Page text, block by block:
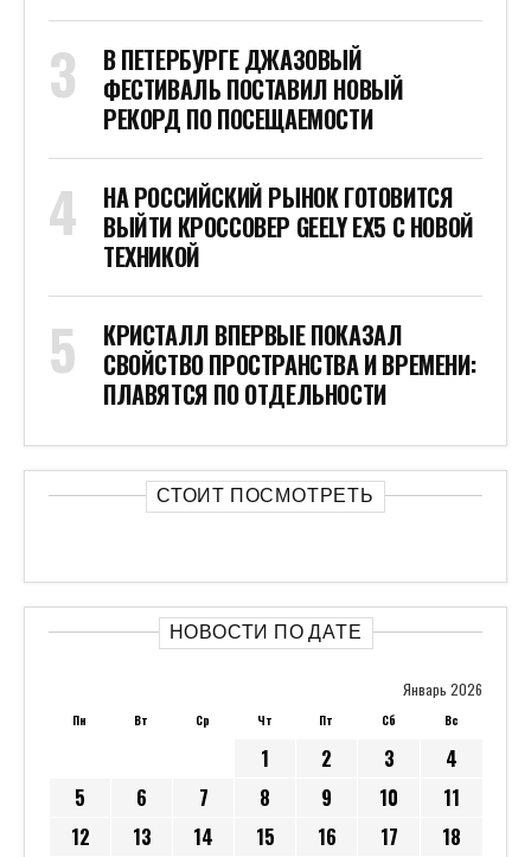
В ПЕТЕРБУРГЕ ДЖАЗОВЫЙ
ФЕСТИВАЛЬ ПОСТАВИЛ НОВЫЙ
РЕКОРД ПО ПОСЕЩАЕМОСТИ
НА РОССИЙСКИЙ РЫНОК ГОТОВИТСЯ
ВЫЙТИ КРОССОВЕР GEELY EX5 С НОВОЙ
ТЕХНИКОЙ
КРИСТАЛЛ ВПЕРВЫЕ ПОКАЗАЛ
СВОЙСТВО ПРОСТРАНСТВА И ВРЕМЕНИ:
ПЛАВЯТСЯ ПО ОТДЕЛЬНОСТИ
СТОИТ ПОСМОТРЕТЬ
НОВОСТИ ПО ДАТЕ
Январь 2026
Пн Вт Ср Чт Пт Сб Вс
1 2 3
4
5
6 7 8 9 10
11
12
13 14 15 16 17
18